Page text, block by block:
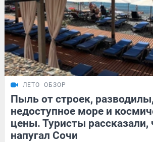
ЛЕТО ОБЗОР
Пыль от строек, разводилы,
недоступное море и
цены. Туристы рассказали,
напугал Сочи